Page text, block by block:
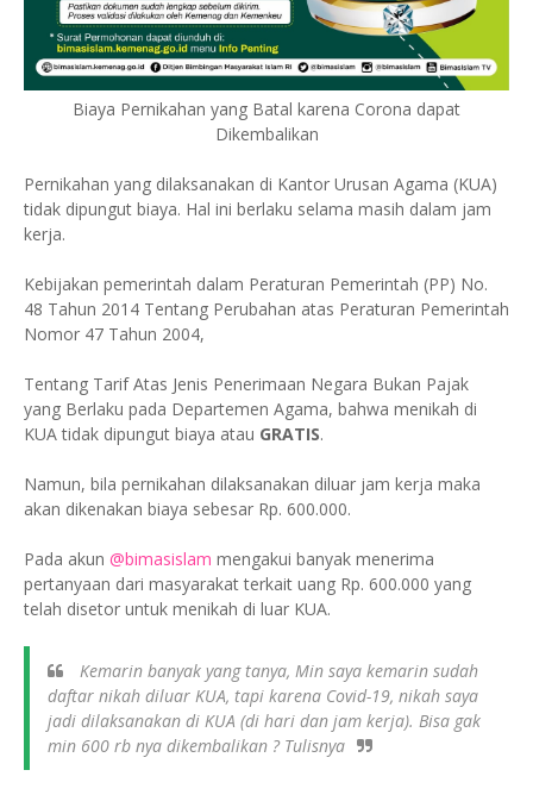
Biaya Pernikahan yang Batal karena Corona dapat
Dikembalikan
Pernikahan yang dilaksanakan di Kantor Urusan Agama (KUA)
tidak dipungut biaya. Hal ini berlaku selama masih dalam jam
kerja.
Kebijakan pemerintah dalam Peraturan Pemerintah (PP) No.
48 Tahun 2014 Tentang Perubahan atas Peraturan Pemerintah
Nomor 47 Tahun 2004,
Tentang Tarif Atas Jenis Penerimaan Negara Bukan Pajak
yang Berlaku pada Departemen Agama, bahwa menikah di
KUA tidak dipungut biaya atau GRATIS.
Namun, bila pernikahan dilaksanakan diluar jam kerja maka
akan dikenakan biaya sebesar Rp. 600.000.
Pada akun @bimasislam mengakui banyak menerima
pertanyaan dari masyarakat terkait uang Rp. 600.000 yang
telah disetor untuk menikah di luar KUA.
Kemarin banyak yang tanya, Min saya kemarin sudah
daftar nikah diluar KUA, tapi karena Covid-19, nikah saya
jadi dilaksanakan di KUA (di hari dan jam kerja). Bisa gak
min 600 rb nya dikembalikan ? Tulisnya